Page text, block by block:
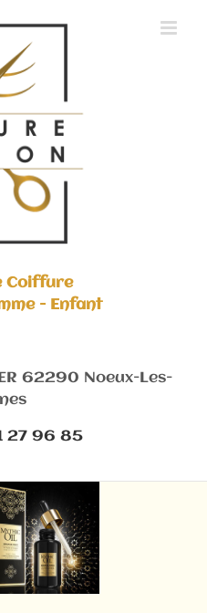
Coiffure
- Enfant
62290 Noeux-Les-
27 96 85